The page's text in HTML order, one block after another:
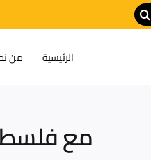
الرئيسية من
مع